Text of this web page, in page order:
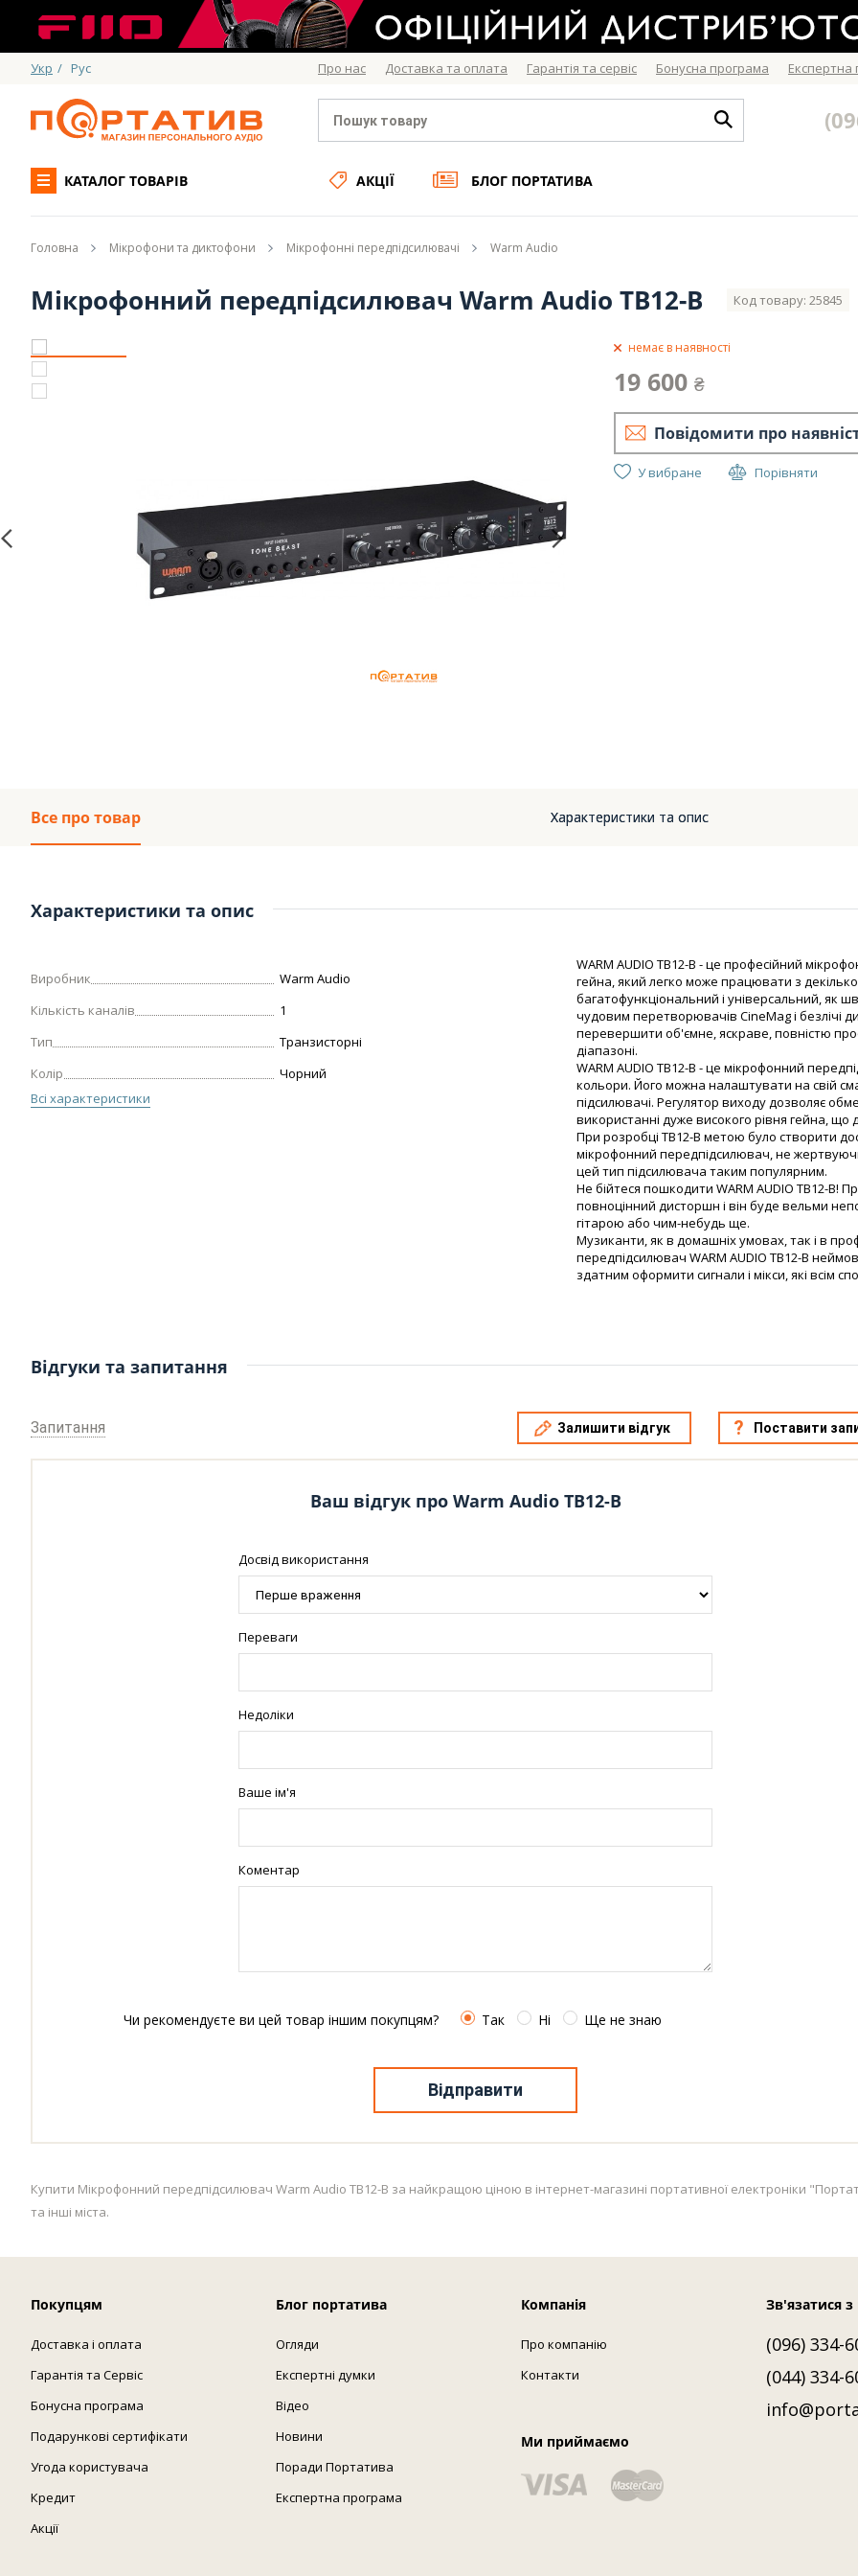
Укр / Рус Про нас Доставка та оплата Гарантія та сервіс Бонусна програма Експертна
КАТАЛОГ ТОВАРІВ АКЦІЇ БЛОГ ПОРТАТИВА
Головна Мікрофони та диктофони Мікрофонні передпідсилювачі Warm Audio
Мікрофонний передпідсилювач Warm Audio TB12-B Код товару: 25845
немає в наявності
19 600 ₴
Повідомити про
У вибране Порівняти
Все про товар Характеристики та опис
Характеристики та опис
Виробник
Warm Audio
Кількість каналів
1
Тип
Транзисторні
Колір
Чорний
Всі характеристики
WARM AUDIO TB12-B - це професійний
гейна, який легко може працювати з
багатофункціональний і універсальний, як
чудовим перетворювачів CineMag і безлічі
перевершити об'ємне, яскраве, повністю
діапазоні.
WARM AUDIO TB12-B - це мікрофонний
кольори. Його можна налаштувати на свій
підсилювачі. Регулятор виходу дозволяє
використанні дуже високого рівня гейна,
При розробці TB12-B метою було створити
мікрофонний передпідсилювач, не
цей тип підсилювача таким популярним.
Не бійтеся пошкодити WARM AUDIO TB12-B!
повноцінний дисторшн і він буде вельми
гітарою або чим-небудь ще.
Музиканти, як в домашніх умовах, так і в
передпідсилювач WARM AUDIO TB12-B
здатним оформити сигнали і мікси, які всім
Відгуки та запитання
Запитання Залишити відгук Поставити
Ваш відгук про Warm Audio TB12-B
Досвід використання
Переваги
Недоліки
Ваше ім'я
Коментар
Чи рекомендуєте ви цей товар іншим покупцям? Так Ні Ще не знаю
Відправити
Купити Мікрофонний передпідсилювач Warm Audio TB12-B за найкращою ціною в інтернет-магазині портативної електроніки
та інші міста.
Покупцям
Доставка і оплата
Гарантія та Сервіс
Бонусна програма
Подарункові сертифікати
Угода користувача
Кредит
Акції
Блог портатива
Огляди
Експертні думки
Відео
Новини
Поради Портатива
Експертна програма
Компанія
Про компанію
Контакти
Ми приймаємо
Зв'язатися
(096) 334-
(044) 334-